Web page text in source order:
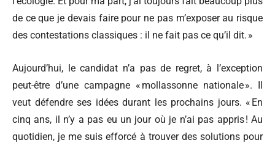
de ce que je devais faire pour ne pas m’exposer au risque
des contestations classiques : il ne fait pas ce qu’il dit. »
Aujourd’hui, le candidat n’a pas de regret, à l’exception
peut-être d’une campagne « mollassonne nationale ». Il
veut défendre ses idées durant les prochains jours. « En
cinq ans, il n’y a pas eu un jour où je n’ai pas appris ! Au
quotidien, je me suis efforcé à trouver des solutions pour